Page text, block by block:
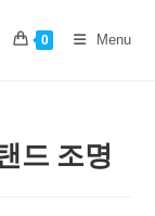
0 Menu
드 조명